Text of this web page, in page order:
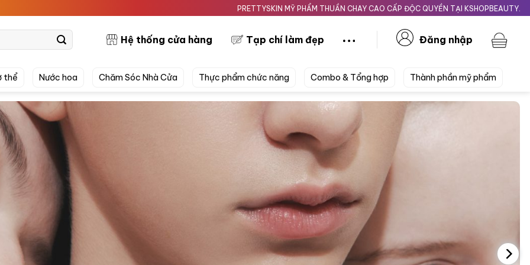
PRETTYSKIN MỸ PHẨM THUẦN CHAY CAO CẤP ĐỘC QUYỀN TẠI KSHOPBEAUTY.VN Giao
Hệ thống cửa hàng Tạp chí làm đẹp Đăng nhập
thể Nước hoa Chăm Sóc Nhà Cửa Thực phẩm chức năng Combo & Tổng hợp Thành phần mỹ phẩm